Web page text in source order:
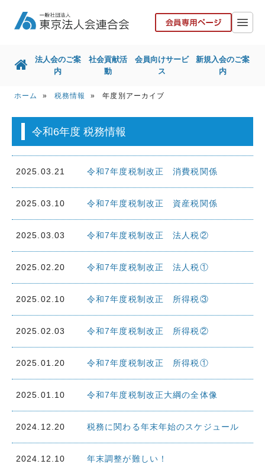
ホーム 法人会のご案内
社会貢献活動
東京都との取組 その他取組
お問い合せ
協力会社の皆様へ
交通・アクセス 個人情報について
サイトマップ
法人会のご案
内
社会貢献活
動
会員向けサービ
ス
新規入会のご案
内
ホーム »税務情報 » 年度別アーカイブ
令和6年度 税務情報
2025.03.21 令和7年度税制改正 消費税関係
2025.03.10 令和7年度税制改正 資産税関係
2025.03.03 令和7年度税制改正 法人税②
2025.02.20 令和7年度税制改正 法人税①
2025.02.10 令和7年度税制改正 所得税③
2025.02.03 令和7年度税制改正 所得税②
2025.01.20 令和7年度税制改正 所得税①
2025.01.10 令和7年度税制改正大綱の全体像
2024.12.20 税務に関わる年末年始のスケジュール
2024.12.10 年末調整が難しい！